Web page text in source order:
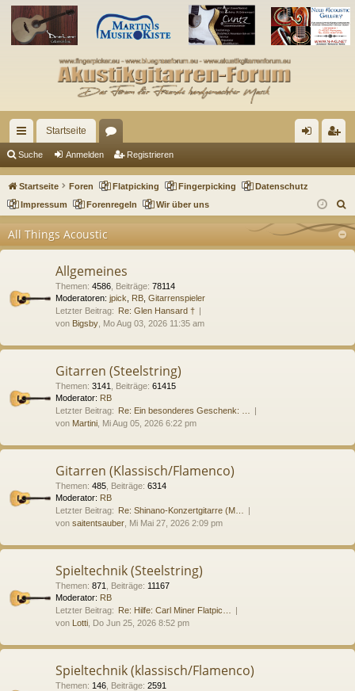
ch
ne
llz
riff
Startseite
en m
de
n
ist
rie
re
n
Suche Anmelden Registrieren
Startseite Foren Flatpicking Fingerpicking
Datenschutz
Impressum
Forenregeln Wir über uns
All Things Acoustic
Allgemeines
Themen: 4586 Beiträge: 78114
Moderatoren: jpick RB Gitarrenspieler
Letzter Beitrag: Re: Glen Hansard †
von Bigsby , Mo Aug 03, 2026 11:35 am
Gitarren (Steelstring)
Themen: 3141 Beiträge: 61415
Moderator: RB
Letzter Beitrag: Re: Ein besonderes Geschenk: …
von Martini , Mi Aug 05, 2026 6:22 pm
Gitarren (Klassisch/Flamenco)
Themen: 485 Beiträge: 6314
Moderator: RB
Letzter Beitrag: Re: Shinano-Konzertgitarre (M…
von saitentsauber , Mi Mai 27, 2026 2:09 pm
Spieltechnik (Steelstring)
Themen: 871 Beiträge: 11167
Moderator: RB
Letzter Beitrag: Re: Hilfe: Carl Miner Flatpic…
von Lotti , Do Jun 25, 2026 8:52 pm
Spieltechnik (klassisch/Flamenco)
Themen: 146 Beiträge: 2591